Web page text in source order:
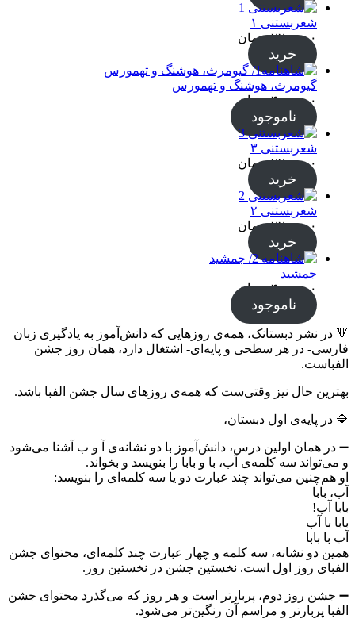
شعربستنی ۱
۲۲۰,۰۰۰ تومان
خرید
گیومرث، هوشنگ و تهمورس
۴۰۰,۰۰۰ تومان
ناموجود
شعربستنی ۳
۲۲۰,۰۰۰ تومان
خرید
شعربستنی ۲
۲۲۰,۰۰۰ تومان
خرید
جمشید
۴۰۰,۰۰۰ تومان
ناموجود
🔻 در نشر دبستانک، همه‌ی روزهایی که دانش‌آموز به یادگیری زبان
فارسی- در هر سطحی و پایه‌ای- اشتغال دارد، همان روز جشن
الفباست.
بهترین حال نیز وقتی‌ست که همه‌ی روزهای سال جشن الفبا باشد.
🔷 در پایه‌ی اول دبستان،
➖ در همان اولین درس، دانش‌آموز با دو نشانه‌ی آ و ب آشنا می‌شود
و می‌تواند سه کلمه‌ی آب، با و بابا را بنویسد و بخواند.
او هم‌چنین می‌تواند چند عبارت دو یا سه کلمه‌ای را بنویسد:
آب، بابا
بابا آب!
بابا با آب
آب با بابا
همین دو نشانه، سه کلمه و چهار عبارت چند کلمه‌ای، محتوای جشن
الفبای روز اول است. نخستین جشن در نخستین روز.
➖ جشن روز دوم، پربارتر است و هر روز که می‌گذرد محتوای جشن
الفبا پربارتر و مراسم آن رنگین‌تر می‌شود.